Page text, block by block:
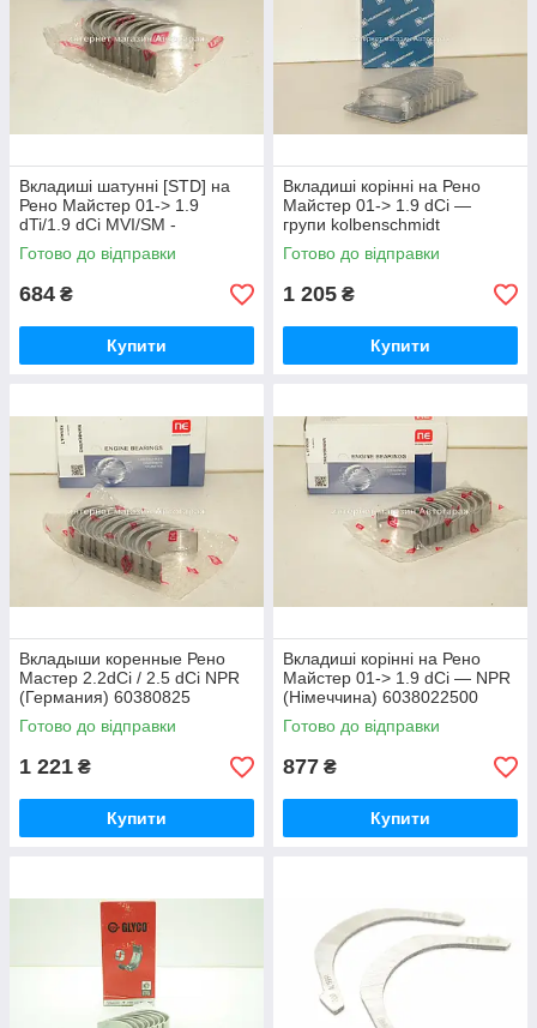
Вкладиші шатунні [STD] на
Рено Майстер 01-> 1.9
dTi/1.9 dCi MVI/SM -
6138520000
Готово до відправки
684 ₴
Купити
Вкладиші корінні на Рено
Майстер 01-> 1.9 dCi —
групи kolbenschmidt
(Німеччина) 77753620
Готово до відправки
1 205 ₴
Купити
Вкладыши коренные Рено
Мастер 2.2dCi / 2.5 dCi NPR
(Германия) 60380825
Готово до відправки
1 221 ₴
Купити
Вкладиші корінні на Рено
Майстер 01-> 1.9 dCi — NPR
(Німеччина) 6038022500
Готово до відправки
877 ₴
Купити